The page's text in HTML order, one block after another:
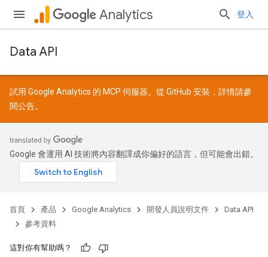
Analytics 登入
Data API
試用 Google Analytics 的 MCP 伺服器。從 GitHub 安裝，詳情請參
閱公告。
Google 會運用 AI 技術將內容翻譯成你偏好的語言，但可能會出錯。
首頁 產品 Google Analytics 開發人員說明文件
Data API
參考資料
這對你有幫助嗎？